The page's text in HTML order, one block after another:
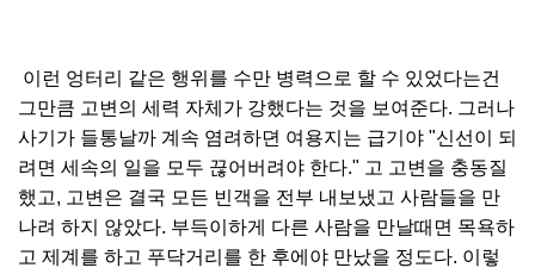
이런 엉터리 같은 행위를 수만 병력으로 할 수 있었다는건
그만큼 고변의 세력 자체가 강했다는 것을 보여준다. 그러나
사기가 들통날까 계속 염려하뎐 여용지는 급기야 "신선이 되
려면 세속의 일을 모두 끊어버려야 한다." 고 고변을 충동질
했고, 고변은 결국 모든 빈객을 전부 내보냈고 사람들을 만
나려 하지 않았다. 부득이하게 다른 사람을 만날때면 목욕하
고 제계를 하고 푸닥거리를 한 후에야 만났을 정도다. 이렇